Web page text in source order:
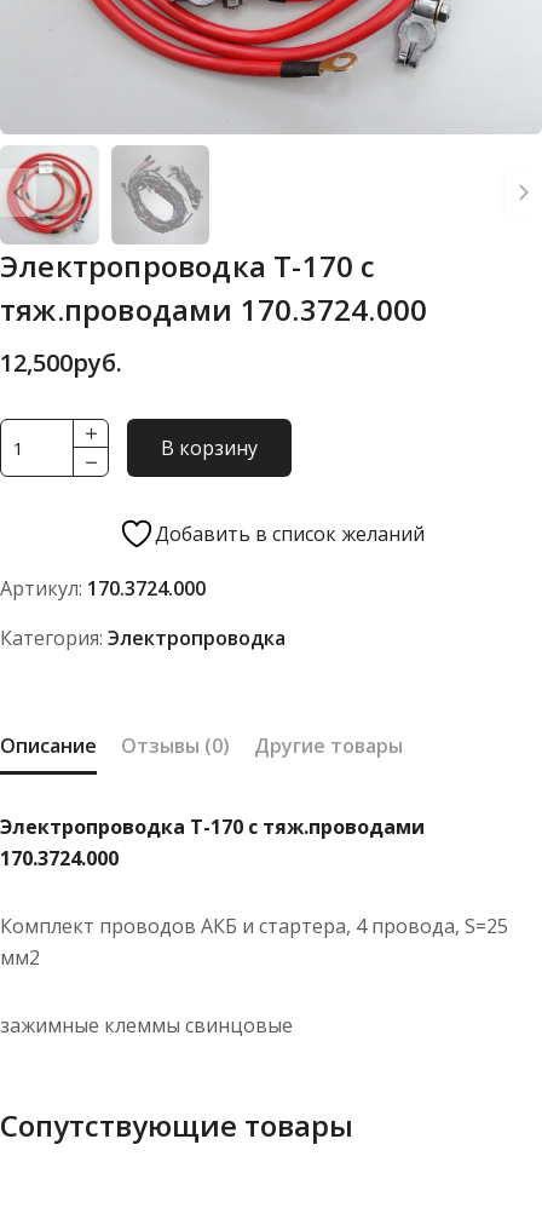
Электропроводка Т-170 с
тяж.проводами 170.3724.000
12,500руб.
Количество
товара
тяж.проводами
В корзину
Добавить в список желаний
Артикул: 170.3724.000
Категория: Электропроводка
Описание Отзывы (0) Другие товары
Электропроводка Т-170 с тяж.проводами
170.3724.000
Комплект проводов АКБ и стартера, 4 провода, S=25
мм2
зажимные клеммы свинцовые
Сопутствующие товары